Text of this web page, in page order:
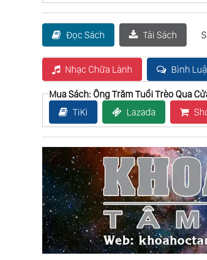
Đọc Sách Tải Sách
Nhạc Chữa Lành Bình
Mua Sách: Ông Trăm Tuổi Trèo Qua
TiKi
Lazada